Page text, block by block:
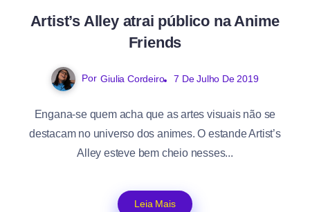
Artist’s Alley atrai público na Anime
Friends
Por Giulia Cordeiro 7 De Julho De 2019
Engana-se quem acha que as artes visuais não se
destacam no universo dos animes. O estande Artist’s
Alley esteve bem cheio nesses...
Leia Mais